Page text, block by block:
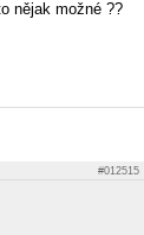
nějak možné ??
#012515